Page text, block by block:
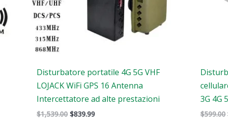
Disturbatore portatile 4G 5G VHF
LOJACK WiFi GPS 16 Antenna
Intercettatore ad alte prestazioni
$1,539.00 $839.99
3G 4G
$599.00